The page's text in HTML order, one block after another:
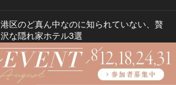
港区のど真ん中なのに知られていない、贅
沢な隠れ家ホテル3選
ライフスタイル